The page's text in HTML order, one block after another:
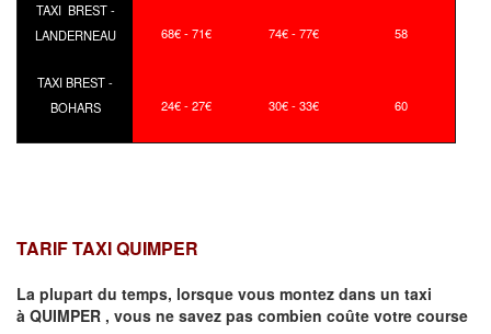
TAXI BREST -
LANDERNEAU
68€ - 71€ 74€ - 77€ 58
TAXI BREST -
BOHARS
24€ - 27€ 30€ - 33€ 60
TARIF TAXI QUIMPER
La plupart du temps, lorsque vous montez dans un taxi
à QUIMPER , vous ne savez pas combien coûte votre course